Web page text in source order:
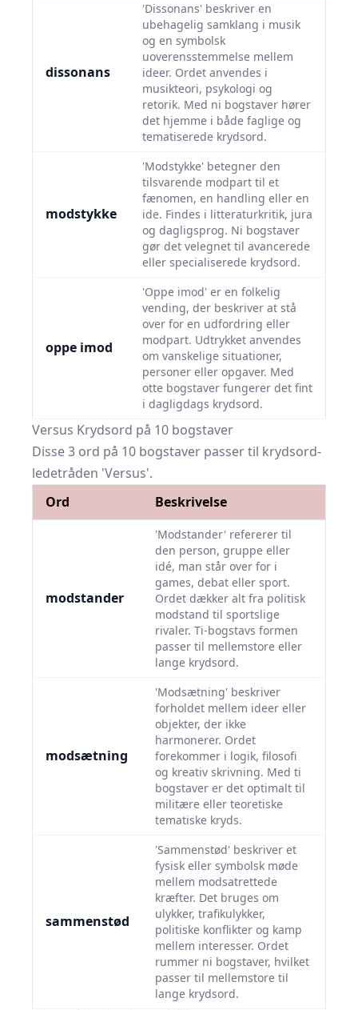
dissonans
'Dissonans' beskriver en
ubehagelig samklang i musik
og en symbolsk
uoverensstemmelse mellem
ideer. Ordet anvendes i
musikteori, psykologi og
retorik. Med ni bogstaver hører
det hjemme i både faglige og
tematiserede krydsord.
modstykke
'Modstykke' betegner den
tilsvarende modpart til et
fænomen, en handling eller en
ide. Findes i litteraturkritik, jura
og dagligsprog. Ni bogstaver
gør det velegnet til avancerede
eller specialiserede krydsord.
oppe imod
'Oppe imod' er en folkelig
vending, der beskriver at stå
over for en udfordring eller
modpart. Udtrykket anvendes
om vanskelige situationer,
personer eller opgaver. Med
otte bogstaver fungerer det fint
i dagligdags krydsord.
Versus Krydsord på 10 bogstaver
Disse 3 ord på 10 bogstaver passer til krydsord-
ledetråden 'Versus'.
Ord
Beskrivelse
modstander
'Modstander' refererer til
den person, gruppe eller
idé, man står over for i
games, debat eller sport.
Ordet dækker alt fra politisk
modstand til sportslige
rivaler. Ti-bogstavs formen
passer til mellemstore eller
lange krydsord.
modsætning
'Modsætning' beskriver
forholdet mellem ideer eller
objekter, der ikke
harmonerer. Ordet
forekommer i logik, filosofi
og kreativ skrivning. Med ti
bogstaver er det optimalt til
militære eller teoretiske
tematiske kryds.
sammenstød
'Sammenstød' beskriver et
fysisk eller symbolsk møde
mellem modsatrettede
kræfter. Det bruges om
ulykker, trafikulykker,
politiske konflikter og kamp
mellem interesser. Ordet
rummer ni bogstaver, hvilket
passer til mellemstore til
lange krydsord.